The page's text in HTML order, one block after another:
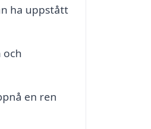
ha uppstått
och
en ren